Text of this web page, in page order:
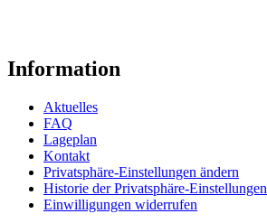
Information
Aktuelles
FAQ
Lageplan
Kontakt
Privatsphäre-Einstellungen ändern
Historie der Privatsphäre-Einstellungen
Einwilligungen widerrufen